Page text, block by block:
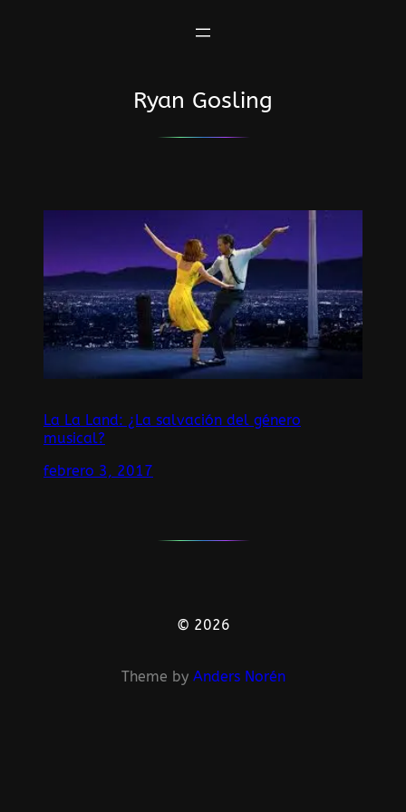
Ryan Gosling
La La Land: ¿La salvación del género
musical?
febrero 3, 2017
© 2026
Theme by Anders Norén